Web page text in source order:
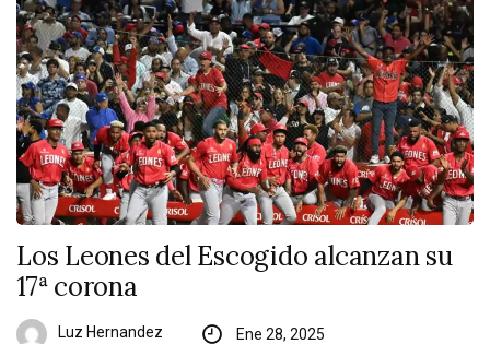
Los Leones del Escogido alcanzan su
17ª corona
Luz Hernandez Ene 28, 2025